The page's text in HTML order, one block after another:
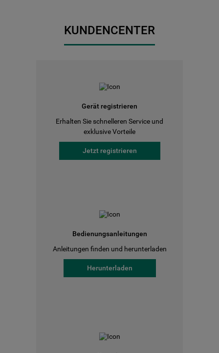
KUNDENCENTER
Gerät registrieren
Erhalten Sie schnelleren Service und
exklusive Vorteile
Jetzt registrieren
Bedienungsanleitungen
Anleitungen finden und herunterladen
Herunterladen